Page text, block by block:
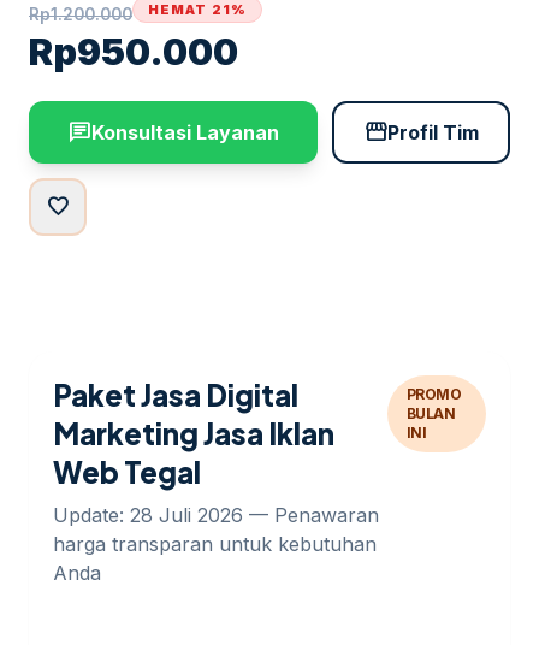
Rp1.200.000
Rp950.000
HEMAT 21%
chatKonsultasi Layanan storefrontProfil Tim
favorite
Paket Jasa Digital
Marketing Jasa Iklan
Web Tegal
Update: 28 Juli 2026 — Penawaran
harga transparan untuk kebutuhan
Anda
PROMO
BULAN
INI